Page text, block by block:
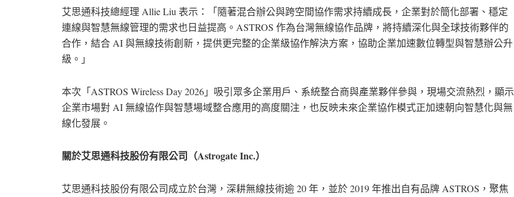
艾思通科技總經理 Allie Liu 表示：「隨著混合辦公與跨空間協作需求持續成長，企業對於簡化部署、穩定
連線與智慧無線管理的需求也日益提高。ASTROS 作為台灣無線協作品牌，將持續深化與全球技術夥伴的
合作，結合 AI 與無線技術創新，提供更完整的企業級協作解決方案，協助企業加速數位轉型與智慧辦公升
級。」
本次「ASTROS Wireless Day 2026」吸引眾多企業用戶、系統整合商與產業夥伴參與，現場交流熱烈，顯示
企業市場對 AI 無線協作與智慧場域整合應用的高度關注，也反映未來企業協作模式正加速朝向智慧化與無
線化發展。
關於艾思通科技股份有限公司（Astrogate Inc.）
艾思通科技股份有限公司成立於台灣，深耕無線技術逾 20 年，並於 2019 年推出自有品牌 ASTROS，聚焦